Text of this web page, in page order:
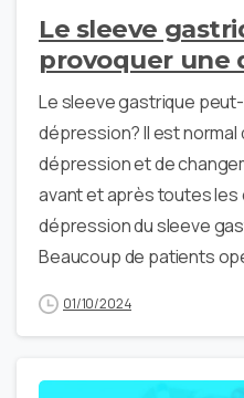
Le sleeve
provoquer une
Le sleeve gastrique
dépression? Il est
dépression et de
avant et après toutes les
dépression du sleeve
Beaucoup de patients
01/10/2024